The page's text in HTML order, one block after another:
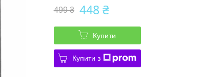
499 ₴ 448 ₴
Купити
Купити з